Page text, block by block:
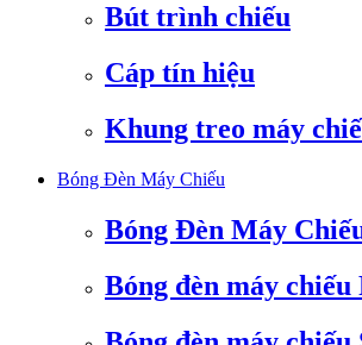
Bút trình chiếu
Cáp tín hiệu
Khung treo máy
Bóng Đèn Máy Chiếu
Bóng Đèn Máy
Bóng đèn máy chiếu